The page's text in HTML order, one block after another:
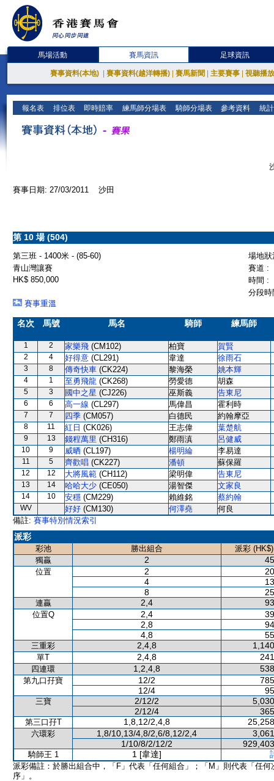
馬場活動 賽馬資訊 足球資訊
賽事資料(本地) 賽事資料(越洋轉播) 賽馬新聞 主要賽事 視聽播
報名表 排位表 即時賠率 練馬師分場表 騎師分場表 參考資料 統
賽事日期: 27/03/2011 沙田
第 10 場 (504)
第三班 - 1400米 - (85-60)
場地
青山灣讓賽
賽道 :
HK$ 850,000
時間 :
分段
賽事重溫
名次 馬號 馬名 騎師 練馬師
1 2 家樂飛 (CM102) 柏寶 賀賢
2 4 好得意 (CL291) 韋達 徐雨石
3 8 傳奇快車 (CK224) 黎海榮 姚本輝
4 1 至勇飛龍 (CK268) 勞愛德 胡森
5 3 國中之星 (CJ226) 巫斯義 告東尼
6 6 高一線 (CL297) 馬偉昌 霍利時
7 7 四季 (CM057) 白德民 約翰摩亞
8 11 紅日 (CK026) 王志偉 葉楚航
9 13 錢程萬里 (CH316) 鄭雨滇 呂健威
10 9 威晒 (CL197) 楊明綸 李易達
11 5 齊歡唱 (CK227) 潘頓 蘇保羅
12 12 大將風範 (CH112) 梁明偉 告東尼
13 14 哈哈大少 (CE050) 湯智傑 文家良
14 10 安穩 (CM229) 賴維銘 蔡約翰
WV 好好 (CM130) 何澤堯
何良
備註: 賽事特別情況索引
派彩
彩池 勝出組合
派彩 (HK$)
獨贏
2
位置 2
4
8
連贏 2,4
位置Q 2,4
2,8
4,8
三重彩 2,4,8
單T 2,4,8
四連環 1,2,4,8
第九口孖寶 12/2
12/4
三寶 2/12/2
2/12/4
第三口孖T 1,8,12/2,4,8
六環彩 1,8/10,13/4,8/2,6/8,12/2,4
1/10/8/2/12/2
騎師王 1 1 [韋達]
派彩備註：於勝出組合中，「F」代表「任何組合」；「M」則代表「任何
序」。